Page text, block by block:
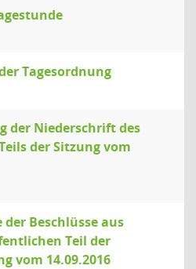
Tagesordnung
der Niederschrift des
der Sitzung vom
Beschlüsse aus
Teil der
vom 14.09.2016